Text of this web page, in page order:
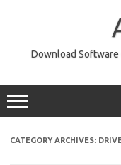
Download Software
CATEGORY ARCHIVES: